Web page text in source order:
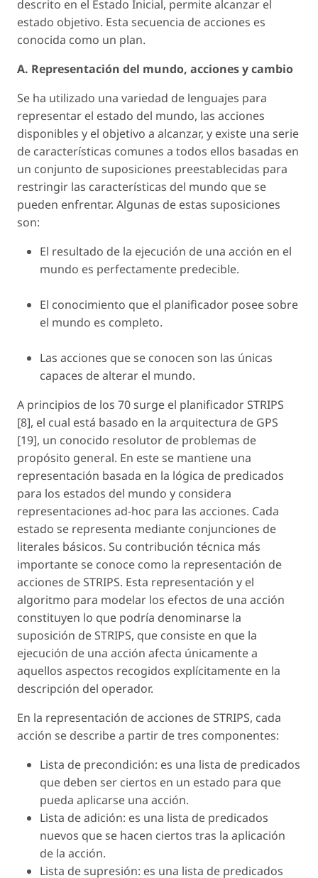
descrito en el Estado Inicial, permite alcanzar el
estado objetivo. Esta secuencia de acciones es
conocida como un plan.
A. Representación del mundo, acciones y cambio
Se ha utilizado una variedad de lenguajes para
representar el estado del mundo, las acciones
disponibles y el objetivo a alcanzar, y existe una serie
de características comunes a todos ellos basadas en
un conjunto de suposiciones preestablecidas para
restringir las características del mundo que se
pueden enfrentar. Algunas de estas suposiciones
son:
El resultado de la ejecución de una acción en el
mundo es perfectamente predecible.
El conocimiento que el planificador posee sobre
el mundo es completo.
Las acciones que se conocen son las únicas
capaces de alterar el mundo.
A principios de los 70 surge el planificador STRIPS
[8], el cual está basado en la arquitectura de GPS
[19], un conocido resolutor de problemas de
propósito general. En este se mantiene una
representación basada en la lógica de predicados
para los estados del mundo y considera
representaciones ad-hoc para las acciones. Cada
estado se representa mediante conjunciones de
literales básicos. Su contribución técnica más
importante se conoce como la representación de
acciones de STRIPS. Esta representación y el
algoritmo para modelar los efectos de una acción
constituyen lo que podría denominarse la
suposición de STRIPS, que consiste en que la
ejecución de una acción afecta únicamente a
aquellos aspectos recogidos explícitamente en la
descripción del operador.
En la representación de acciones de STRIPS, cada
acción se describe a partir de tres componentes:
Lista de precondición: es una lista de predicados
que deben ser ciertos en un estado para que
pueda aplicarse una acción.
Lista de adición: es una lista de predicados
nuevos que se hacen ciertos tras la aplicación
de la acción.
Lista de supresión: es una lista de predicados